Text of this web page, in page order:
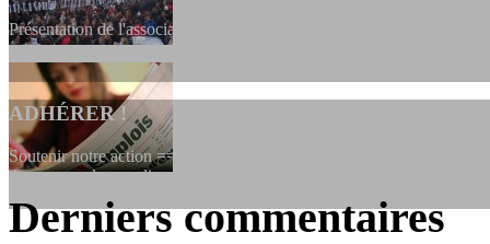
Présentation de l'association et de sa charte qui encadre nos actions
ADHÉRER !
Soutenir notre action ==> Si vous souhaitez adhérer à
dessous, en le remplissant et en...
Derniers commentaires